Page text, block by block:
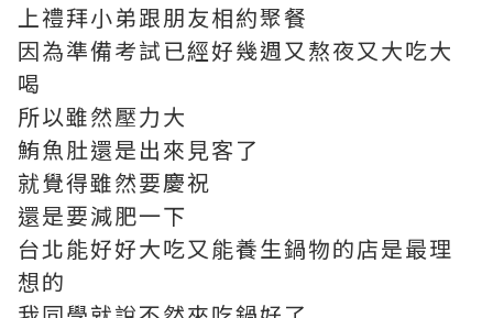
上禮拜小弟跟朋友相約聚餐
因為準備考試已經好幾週又熬夜又大吃大
喝
所以雖然壓力大
鮪魚肚還是出來見客了
就覺得雖然要慶祝
還是要減肥一下
台北能好好大吃又能養生鍋物的店是最理
想的